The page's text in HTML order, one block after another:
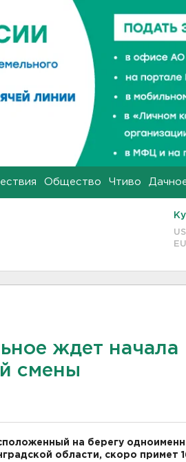
Общество Чтиво
ждет начала
смены
на берегу
области, скоро примет